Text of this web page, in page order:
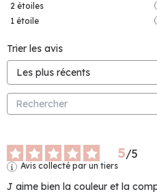
2 étoiles
1 étoile
Trier les avis
5/5
Avis collecté par un tiers
J aime bien la couleur et la